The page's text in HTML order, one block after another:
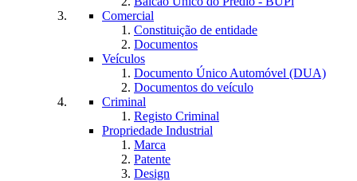
Comercial
Constituição de entidade
Documentos
Veículos
Documento Único Automóvel (DUA)
Documentos do veículo
Criminal
Registo Criminal
Propriedade Industrial
Marca
Patente
Design